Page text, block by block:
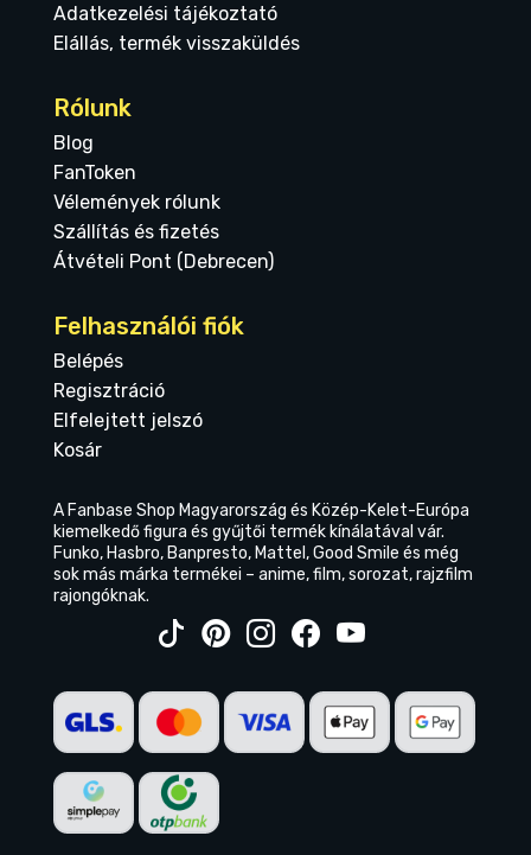
Adatkezelési tájékoztató
Elállás, termék visszaküldés
Rólunk
Blog
FanToken
Vélemények rólunk
Szállítás és fizetés
Átvételi Pont (Debrecen)
Felhasználói fiók
Belépés
Regisztráció
Elfelejtett jelszó
Kosár
A Fanbase Shop Magyarország és Közép-Kelet-Európa
kiemelkedő figura és gyűjtői termék kínálatával vár.
Funko, Hasbro, Banpresto, Mattel, Good Smile és még
sok más márka termékei – anime, film, sorozat, rajzfilm
rajongóknak.